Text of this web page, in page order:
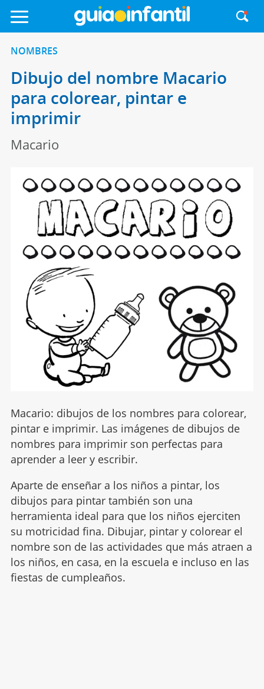
NOMBRES
Dibujo del nombre Macario
para colorear, pintar e
imprimir
Macario
Macario: dibujos de los nombres para colorear,
pintar e imprimir. Las imágenes de dibujos de
nombres para imprimir son perfectas para
aprender a leer y escribir.
Aparte de enseñar a los niños a pintar, los
dibujos para pintar también son una
herramienta ideal para que los niños ejerciten
su motricidad fina. Dibujar, pintar y colorear el
nombre son de las actividades que más atraen a
los niños, en casa, en la escuela e incluso en las
fiestas de cumpleaños.